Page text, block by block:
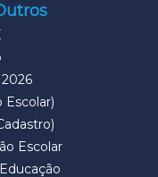
Escolar)
Escolar